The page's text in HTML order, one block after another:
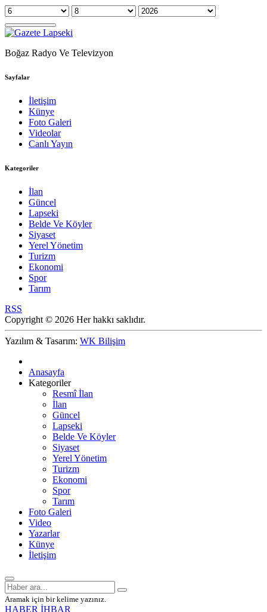
Boğaz Radyo Ve Televizyon
Sayfalar
İletişim
Künye
Foto Galeri
Videolar
Canlı Yayın
Kategoriler
İlan
Güncel
Lapseki
Belde Ve Köyler
Siyaset
Yerel Yönetim
Turizm
Ekonomi
Spor
Tarım
RSS
Copyright © 2026 Her hakkı saklıdır.
Yazılım & Tasarım: WK Bilişim
Anasayfa
Kategoriler
Resmî İlan
İlan
Güncel
Lapseki
Belde Ve Köyler
Siyaset
Yerel Yönetim
Turizm
Ekonomi
Spor
Tarım
Foto Galeri
Video
Yazarlar
Künye
İletişim
Aramak için bir kelime yazınız.
HABER İHBAR